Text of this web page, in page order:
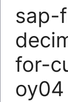
sap-
for-
oy04